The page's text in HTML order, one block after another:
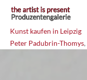
Kunst kaufen in Leipzig
Peter Padubrin-Thomys,